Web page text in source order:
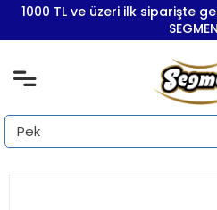
1000 TL ve üzeri ilk siparişte